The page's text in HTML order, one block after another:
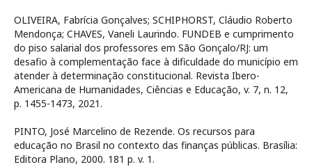
OLIVEIRA, Fabrícia Gonçalves; SCHIPHORST, Cláudio Roberto
Mendonça; CHAVES, Vaneli Laurindo. FUNDEB e cumprimento
do piso salarial dos professores em São Gonçalo/RJ: um
desafio à complementação face à dificuldade do município em
atender à determinação constitucional. Revista Ibero-
Americana de Humanidades, Ciências e Educação, v. 7, n. 12,
p. 1455-1473, 2021.
PINTO, José Marcelino de Rezende. Os recursos para
educação no Brasil no contexto das finanças públicas. Brasília:
Editora Plano, 2000. 181 p. v. 1.